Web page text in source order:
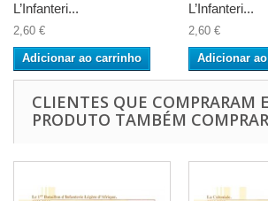
L’Infanteri...
2,60 €
Adicionar ao carrinho
L’Infanteri...
2,60 €
Adicionar
CLIENTES QUE COMPRARAM
PRODUTO TAMBÉM